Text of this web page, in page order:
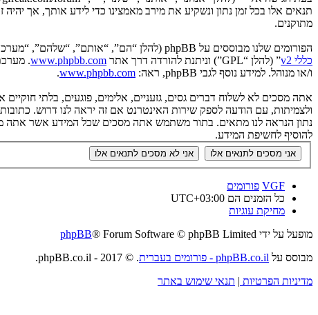
תנאים אלו בכל זמן נתון ונשקיע את מירב מאמצינו כדי לידע אותך, אך
מתוקנים.
הפורומים שלנו מבוססים על phpBB (להלן “הם”, “אותם”, “שלהם”, “מערכת phpBB”, “www.phpbb.co.il”, “קבוצת phpBB”, “צוות phpBB הישראלי”) אשר הינה מערכת בולטיין המשוחררת תחת הסכם “
כללי v2
” (להלן “GPL”) וניתנת להורדה דרך אתר www.phpbb.com
ו/או מנוהל. למידע נוסף לגבי phpBB, ראה:
www.phpbb.com
.
אתה מסכים לא לשלוח דברים גסים, גזעניים, אלימים, פוגעים, בלתי
להוסיף לחשיפת המידע.
VGF פורומים
כל הזמנים הם UTC+03:00
מחיקת עוגיות
מופעל על ידי
phpBB® Forum Software © phpBB Limited
מבוסס על phpBB.co.il - פורומים בעברית
. © 2017 - phpBB.co.il.
מדיניות הפרטיות | תנאי שימוש באתר